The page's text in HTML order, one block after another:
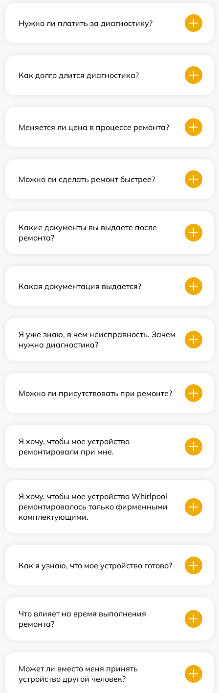
Нужно ли платить за диагностику?
Как долго длится диагностика?
Меняется ли цена в процессе ремонта?
Можно ли сделать ремонт быстрее?
Какие документы вы выдаете после
ремонта?
Какая документация выдается?
Я уже знаю, в чем неисправность. Зачем
нужна диагностика?
Можно ли присутствовать при ремонте?
Я хочу, чтобы мое устройство
ремонтировали при мне.
Я хочу, чтобы мое устройство Whirlpool
ремонтировалось только фирменными
комплектующими.
Как я узнаю, что мое устройство готово?
Что влияет на время выполнения
ремонта?
Может ли вместо меня принять
устройство другой человек?